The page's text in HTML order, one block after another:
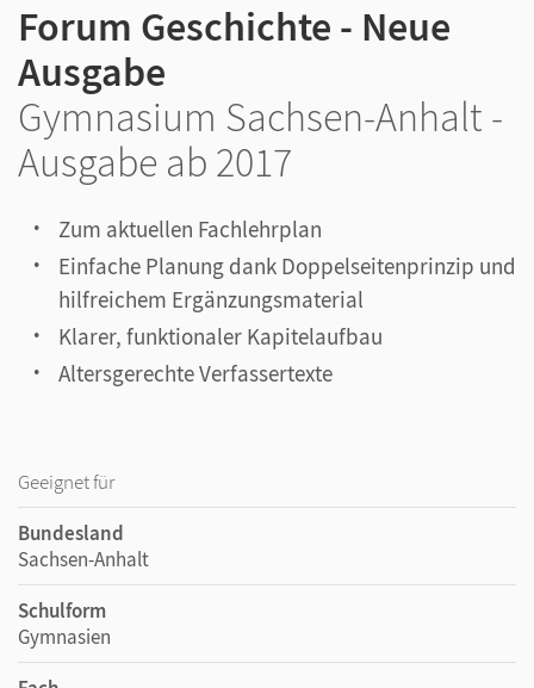
Forum Geschichte - Neue
Ausgabe
Gymnasium Sachsen-Anhalt -
Ausgabe ab 2017
Zum aktuellen Fachlehrplan
Einfache Planung dank Doppelseitenprinzip und
hilfreichem Ergänzungsmaterial
Klarer, funktionaler Kapitelaufbau
Altersgerechte Verfassertexte
Geeignet für
Bundesland
Sachsen-Anhalt
Schulform
Gymnasien